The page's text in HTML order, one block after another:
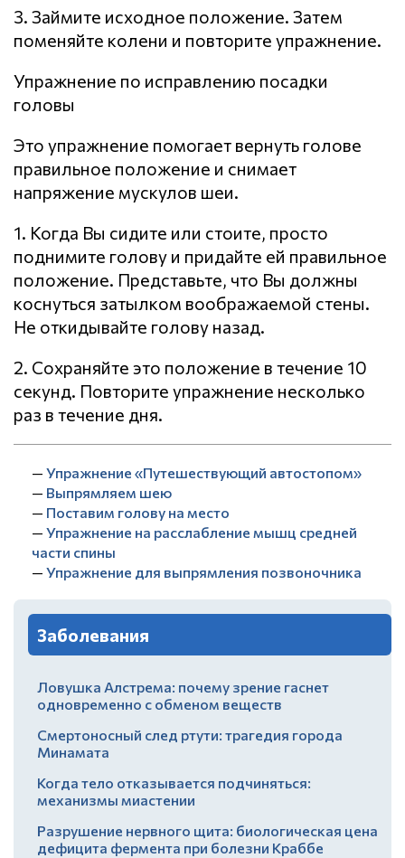
3. Займите исходное положение. Затем
поменяйте колени и повторите упражнение.
Упражнение по исправлению посадки
головы
Это упражнение помогает вернуть голове
правильное положение и снимает
напряжение мускулов шеи.
1. Когда Вы сидите или стоите, просто
поднимите голову и придайте ей правильное
положение. Представьте, что Вы должны
коснуться затылком воображаемой стены.
Не откидывайте голову назад.
2. Сохраняйте это положение в течение 10
секунд. Повторите упражнение несколько
раз в течение дня.
— Упражнение «Путешествующий автостопом»
— Выпрямляем шею
— Поставим голову на место
— Упражнение на расслабление мышц средней
части спины
— Упражнение для выпрямления позвоночника
Заболевания
Ловушка Алстрема: почему зрение гаснет
одновременно с обменом веществ
Смертоносный след ртути: трагедия города
Минамата
Когда тело отказывается подчиняться:
механизмы миастении
Разрушение нервного щита: биологическая цена
дефицита фермента при болезни Краббе